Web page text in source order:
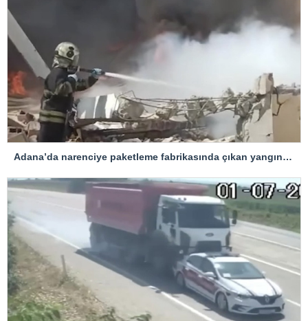
Adana’da narenciye paketleme fabrikasında çıkan yangın kontrol altına alındı